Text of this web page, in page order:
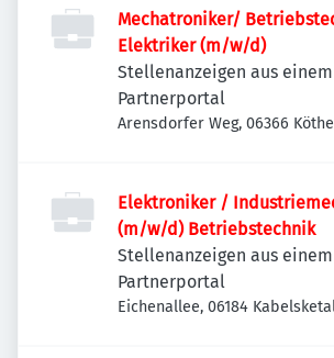
Mechatroniker/
Elektriker (m/w/d)
Stellenanzeigen aus einem
Partnerportal
Arensdorfer Weg, 06366
Elektroniker /
(m/w/d) Betriebstechnik
Stellenanzeigen aus einem
Partnerportal
Eichenallee, 06184